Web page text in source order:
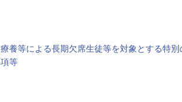
養等による長期欠席生徒等を対象とする特
等